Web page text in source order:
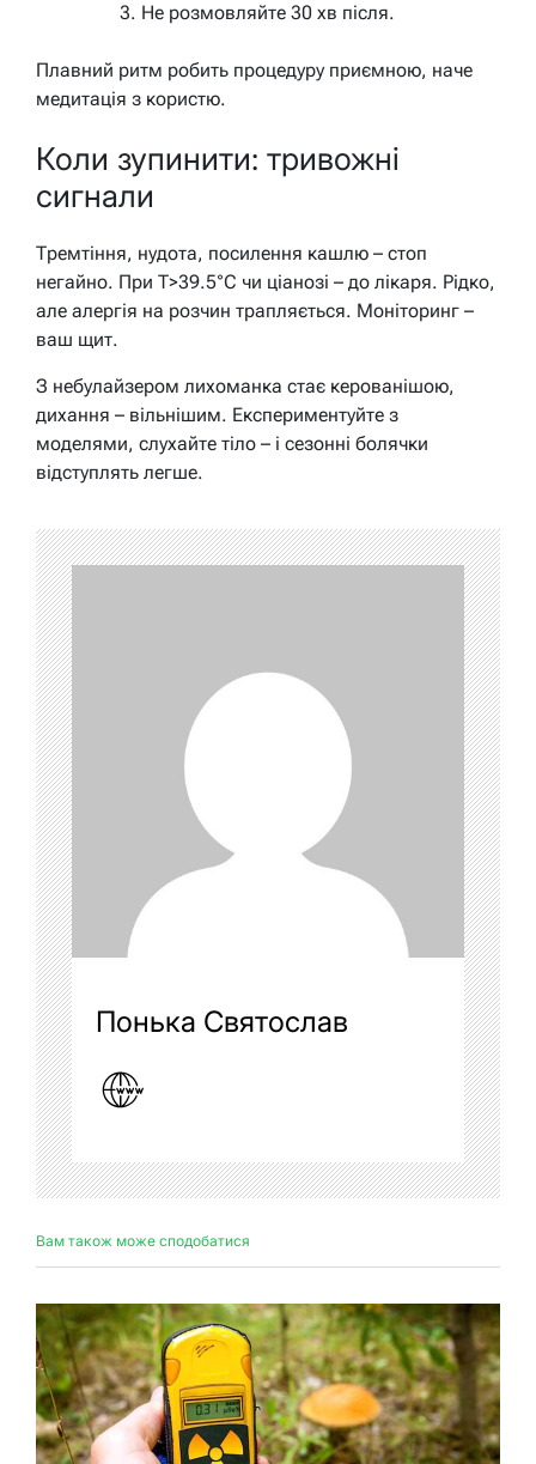
Не розмовляйте 30 хв після.
Плавний ритм робить процедуру приємною, наче
медитація з користю.
Коли зупинити: тривожні
сигнали
Тремтіння, нудота, посилення кашлю – стоп
негайно. При T>39.5°C чи ціанозі – до лікаря. Рідко,
але алергія на розчин трапляється. Моніторинг –
ваш щит.
З небулайзером лихоманка стає керованішою,
дихання – вільнішим. Експериментуйте з
моделями, слухайте тіло – і сезонні болячки
відступлять легше.
Понька Святослав
Вам також може сподобатися